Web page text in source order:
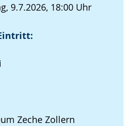
9.7.2026, 18:00 Uhr
Zeche Zollern